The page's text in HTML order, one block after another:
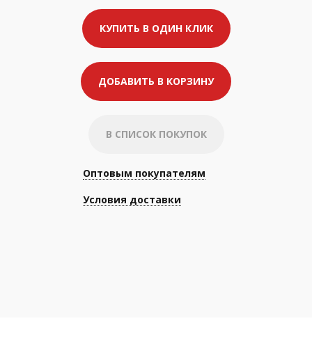
КУПИТЬ В ОДИН КЛИК
ДОБАВИТЬ В КОРЗИНУ
В СПИСОК ПОКУПОК
Оптовым покупателям
Условия доставки